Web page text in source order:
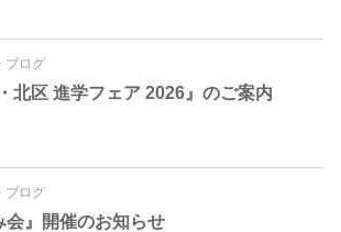
ブログ
北区 進学フェア 2026』のご案内
ブログ
会』開催のお知らせ